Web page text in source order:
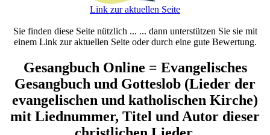
Link zur aktuellen Seite
Sie finden diese Seite nützlich ... ... dann unterstützen Sie sie mit
einem Link zur aktuellen Seite oder durch eine gute Bewertung.
Gesangbuch Online = Evangelisches
Gesangbuch und Gotteslob (Lieder der
evangelischen und katholischen Kirche)
mit Liednummer, Titel und Autor dieser